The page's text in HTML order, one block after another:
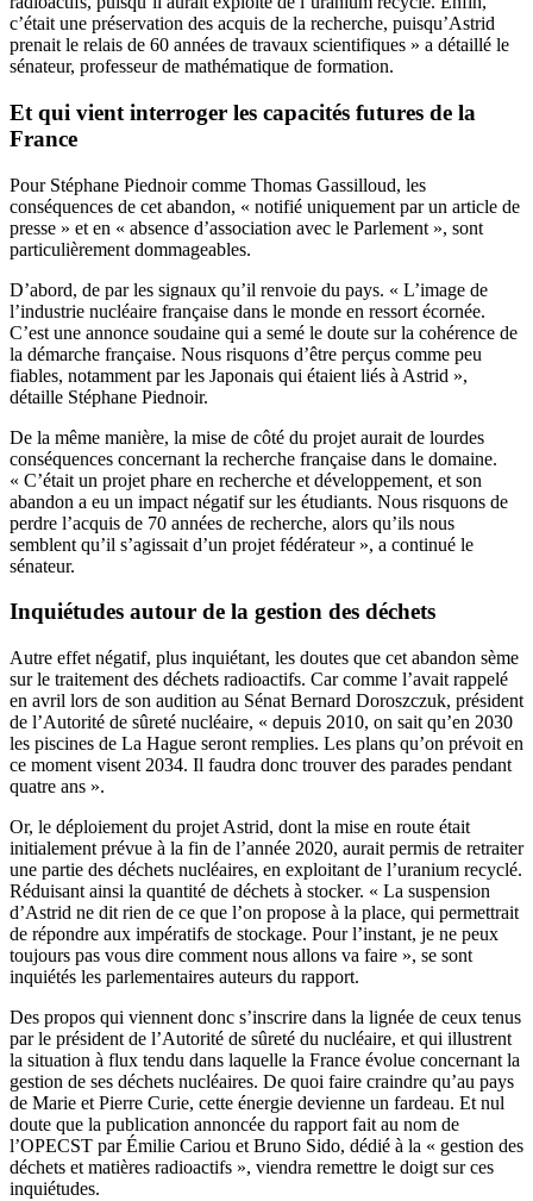
c’était une préservation des acquis de la recherche, puisqu’Astrid
prenait le relais de 60 années de travaux scientifiques » a détaillé le
sénateur, professeur de mathématique de formation.
Et qui vient interroger les capacités futures de la
France
Pour Stéphane Piednoir comme Thomas Gassilloud, les
conséquences de cet abandon, « notifié uniquement par un article de
presse » et en « absence d’association avec le Parlement », sont
particulièrement dommageables.
D’abord, de par les signaux qu’il renvoie du pays. « L’image de
l’industrie nucléaire française dans le monde en ressort écornée.
C’est une annonce soudaine qui a semé le doute sur la cohérence de
la démarche française. Nous risquons d’être perçus comme peu
fiables, notamment par les Japonais qui étaient liés à Astrid »,
détaille Stéphane Piednoir.
De la même manière, la mise de côté du projet aurait de lourdes
conséquences concernant la recherche française dans le domaine.
« C’était un projet phare en recherche et développement, et son
abandon a eu un impact négatif sur les étudiants. Nous risquons de
perdre l’acquis de 70 années de recherche, alors qu’ils nous
semblent qu’il s’agissait d’un projet fédérateur », a continué le
sénateur.
Inquiétudes autour de la gestion des déchets
Autre effet négatif, plus inquiétant, les doutes que cet abandon sème
sur le traitement des déchets radioactifs. Car comme l’avait rappelé
en avril lors de son audition au Sénat Bernard Doroszczuk, président
de l’Autorité de sûreté nucléaire, « depuis 2010, on sait qu’en 2030
les piscines de La Hague seront remplies. Les plans qu’on prévoit en
ce moment visent 2034. Il faudra donc trouver des parades pendant
quatre ans ».
Or, le déploiement du projet Astrid, dont la mise en route était
initialement prévue à la fin de l’année 2020, aurait permis de retraiter
une partie des déchets nucléaires, en exploitant de l’uranium recyclé.
Réduisant ainsi la quantité de déchets à stocker. « La suspension
d’Astrid ne dit rien de ce que l’on propose à la place, qui permettrait
de répondre aux impératifs de stockage. Pour l’instant, je ne peux
toujours pas vous dire comment nous allons va faire », se sont
inquiétés les parlementaires auteurs du rapport.
Des propos qui viennent donc s’inscrire dans la lignée de ceux tenus
par le président de l’Autorité de sûreté du nucléaire, et qui illustrent
la situation à flux tendu dans laquelle la France évolue concernant la
gestion de ses déchets nucléaires. De quoi faire craindre qu’au pays
de Marie et Pierre Curie, cette énergie devienne un fardeau. Et nul
doute que la publication annoncée du rapport fait au nom de
l’OPECST par Émilie Cariou et Bruno Sido, dédié à la « gestion des
déchets et matières radioactifs », viendra remettre le doigt sur ces
inquiétudes.